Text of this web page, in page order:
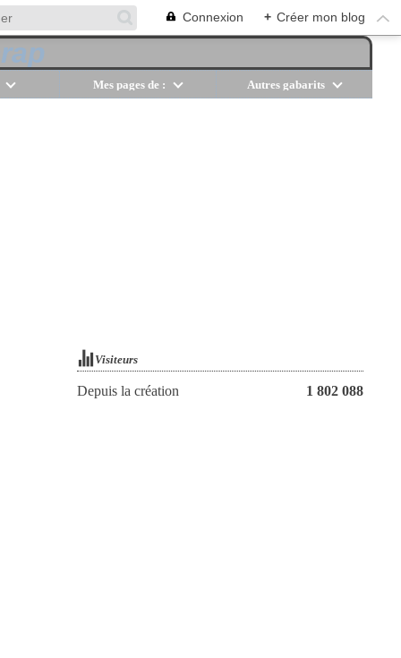
Connexion + Créer mon blog
Mes pages de : Autres gabarits
Visiteurs
Depuis la création 1 802 088